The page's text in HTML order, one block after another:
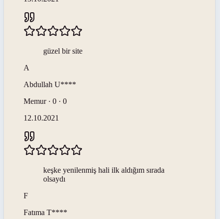
güzel bir site
A
Abdullah U****
Memur · 0 · 0
12.10.2021
keşke yenilenmiş hali ilk aldığım sırada
olsaydı
F
Fatıma T****